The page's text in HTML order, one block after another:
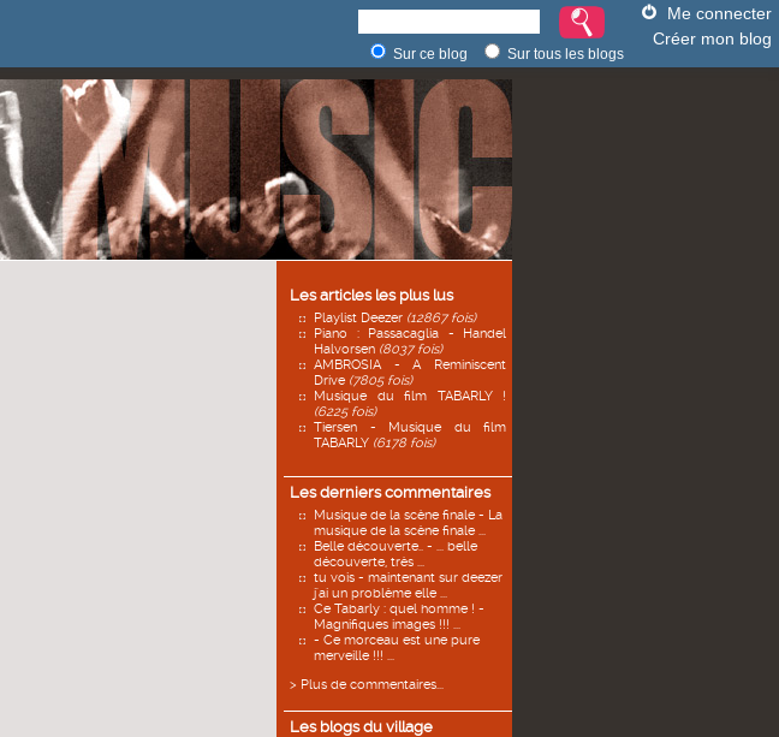
Me connecter
Créer mon blog
Sur ce blog Sur tous les blogs
Les articles les plus lus
Playlist Deezer (12867 fois)
Piano : Passacaglia - Handel
Halvorsen (8037 fois)
AMBROSIA - A Reminiscent
Drive (7805 fois)
Musique du film TABARLY !
(6225 fois)
Tiersen - Musique du film
TABARLY (6178 fois)
Les derniers commentaires
Musique de la scène finale - La
musique de la scène finale ...
Belle découverte.. - ... belle
découverte, très ...
tu vois - maintenant sur deezer
j'ai un problème elle ...
Ce Tabarly : quel homme ! -
Magnifiques images !!! ...
- Ce morceau est une pure
merveille !!! ...
> Plus de commentaires...
Les blogs du village